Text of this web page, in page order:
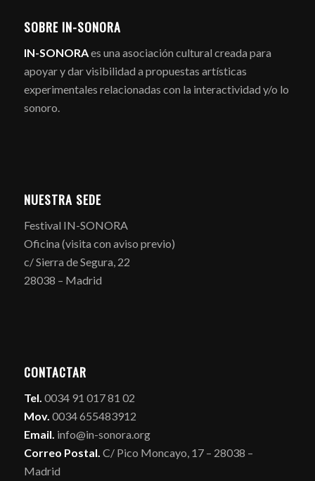
SOBRE IN-SONORA
IN-SONORAes una asociación cultural creada para
apoyar y dar visibilidad a propuestas artísticas
experimentales relacionadas con la interactividad y/o lo
sonoro.
NUESTRA SEDE
Festival IN-SONORA
Oficina (visita con aviso previo)
c/ Sierra de Segura, 22
28038 – Madrid
CONTACTAR
Tel. 0034 91 017 81 02
Mov. 0034 655483912
Email. info@in-sonora.org
Correo Postal. C/ Pico Moncayo, 17 – 28038 –
Madrid